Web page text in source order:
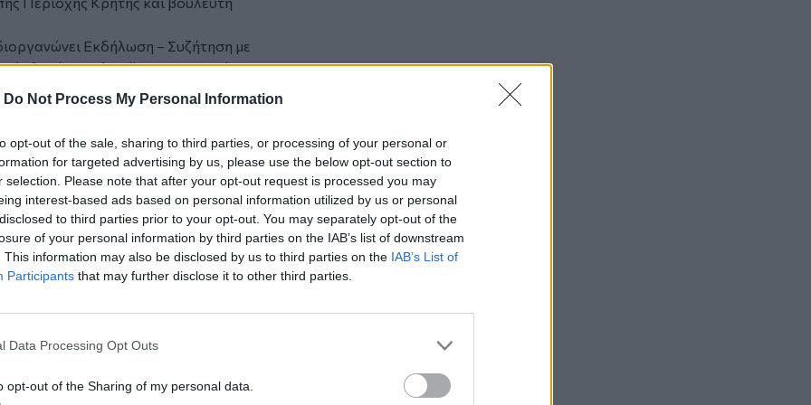
Do Not Process My Personal Information
opt-out of the sale, sharing to third parties, or processing of your personal or
for targeted advertising by us, please use the below opt-out section to
selection. Please note that after your opt-out request is processed you may
interest-based ads based on personal information utilized by us or personal
to third parties prior to your opt-out. You may separately opt-out of the
of your personal information by third parties on the IAB’s list of downstream
This information may also be disclosed by us to third parties on the IAB’s List of
Participants that may further disclose it to other third parties.
Data Processing Opt Outs
opt-out of the Sharing of my personal data.
Εκδήλωση – Συζήτηση με
θα είναι οι λαοί!» στο καφενείο
20:30 με ομιλητή τον Μάριο
της Επιτροπής Περιοχής
Πολιτική Συγκέντρωση -
«Έτι κι Έτι» στο Γάζι με ομιλητή τον
Περιοχής Κρήτης του ΚΚΕ.
διοργανώνει Πολιτική
Αρκαλοχώρι στο εστιατόριο «Del
Συντυχάκη, μέλος της Επιτροπής
του ΚΚΕ.
διοργανώνει περιοδεία στις 19:00
Νίκο Κωνσταντάκη, μέλος της
Media